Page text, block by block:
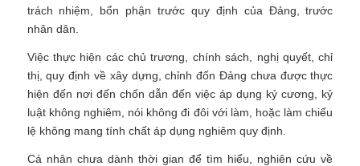
trách nhiệm, bổn phận trước quy định của Đảng, trước
nhân dân.
Việc thực hiện các chủ trương, chính sách, nghị quyết, chỉ
thị, quy định về xây dựng, chỉnh đốn Đảng chưa được thực
hiện đến nơi đến chốn dẫn đến việc áp dụng kỷ cương, kỷ
luật không nghiêm, nói không đi đôi với làm, hoặc làm chiếu
lệ không mang tính chất áp dụng nghiêm quy định.
Cá nhân chưa dành thời gian để tìm hiểu, nghiên cứu về